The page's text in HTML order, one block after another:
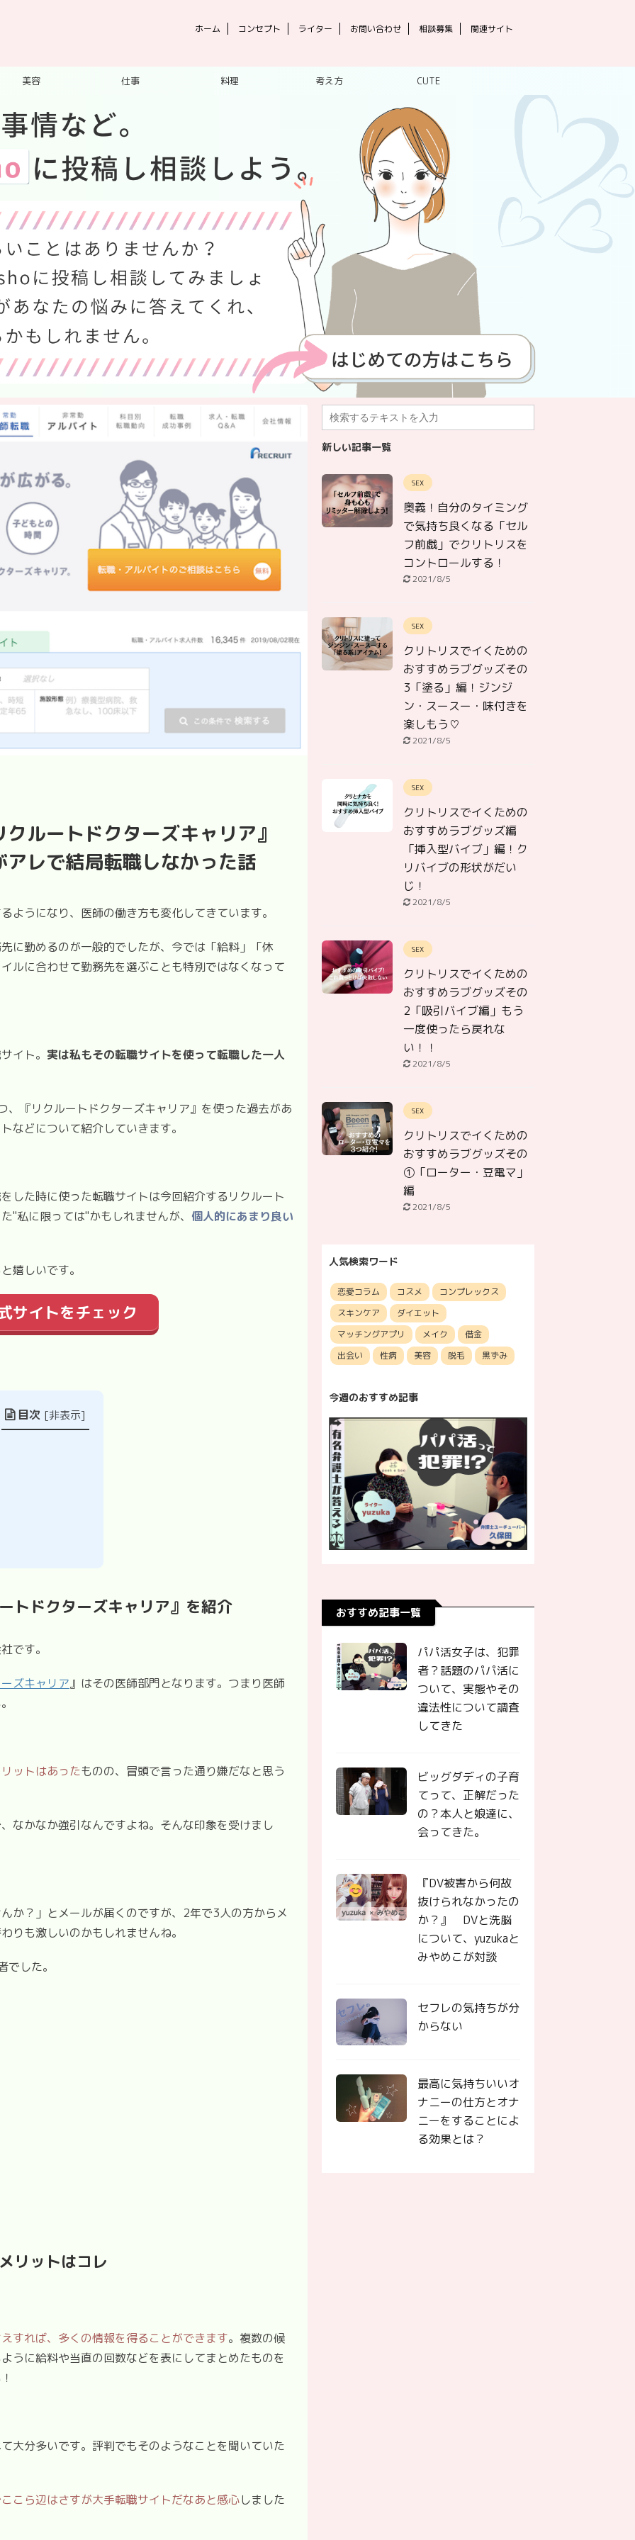
ホーム コンセプト ライター お問い合わせ 相談募集 関連サイト
美容 仕事 料理 考え方 CUTE
ルートドクターズキャリア』
レで結局転職しなかった話
ようになり、医師の働き方も変化してきています。
に勤めるのが一般的でしたが、今では「給料」「休
ルに合わせて勤務先を選ぶことも特別ではなくなって
イト。 実は私もその転職サイトを使って転職した一人
、『リクルートドクターズキャリア』を使った過去があ
などについて紹介していきます。
した時に使った転職サイトは今回紹介するリクルート
"私に限っては"かもしれませんが、 個人的にあまり良い
嬉しいです。
サイトをチェック
目次 [非表示]
トドクターズキャリア』を紹介
です。
ズキャリア』はその医師部門となります。つまり医師
ットはあったものの、冒頭で言った通り嫌だなと思う
なかなか強引なんですよね。そんな印象を受けまし
か？」とメールが届くのですが、2年で3人の方からメ
りも激しいのかもしれませんね。
した。
リットはコレ
すれば、多くの情報を得ることができます。複数の候
うに給料や当直の回数などを表にしてまとめたものを
大分多いです。評判でもそのようなことを聞いていた
こら辺はさすが大手転職サイトだなあと感心しました
新しい記事一覧
SEX
奥義！自分のタイミング
で気持ち良くなる「セル
フ前戯」でクリトリスを
コントロールする！
2021/8/5
SEX
クリトリスでイくための
おすすめラブグッズその
3「塗る」編！ジンジ
ン・スースー・味付きを
楽しもう♡
2021/8/5
SEX
クリトリスでイくための
おすすめラブグッズ編
「挿入型バイブ」編！ク
リバイブの形状がだい
じ！
2021/8/5
SEX
クリトリスでイくための
おすすめラブグッズその
2「吸引バイブ編」もう
一度使ったら戻れな
い！！
2021/8/5
SEX
クリトリスでイくための
おすすめラブグッズその
①「ローター・豆電マ」
編
2021/8/5
人気検索ワード
恋愛コラム コスメ
コンプレックス
スキンケア
ダイエット
マッチングアプリ
メイク
借金
出会い
性病 美容 脱毛 黒ずみ
今週のおすすめ記事
おすすめ記事一覧
パパ活女子は、犯罪
者？話題のパパ活に
ついて、実態やその
違法性について調査
してきた
ビッグダディの子育
てって、正解だった
の？本人と娘達に、
会ってきた。
『DV被害から何故
抜けられなかったの
か？』 DVと洗脳
について、yuzukaと
みやめこが対談
セフレの気持ちが分
からない
最高に気持ちいいオ
ナニーの仕方とオナ
ニーをすることによ
る効果とは？